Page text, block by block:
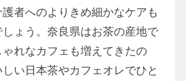
者へのよりきめ細かなケアも
ょう。奈良県はお茶の産地で
れなカフェも増えてきたの
い日本茶やカフェオレでひと